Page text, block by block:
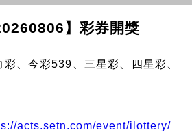
】彩券開獎
、今彩539、三星彩、四星彩、
acts.setn.com/event/ilottery/